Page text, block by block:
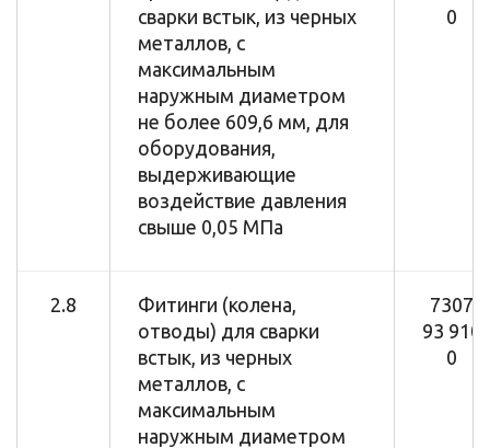
сварки встык, из черных
металлов, с
максимальным
наружным диаметром
не более 609,6 мм, для
оборудования,
выдерживающие
воздействие давления
свыше 0,05 МПа
0
2.8
Фитинги (колена,
отводы) для сварки
встык, из черных
металлов, с
максимальным
наружным диаметром
7307
93 910
0